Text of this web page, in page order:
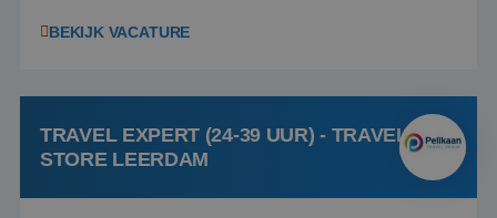
(onderdeel van Pelikaan Travel Group) zoeken
team het reisbureau verder...
BEKIJK VACATURE
TRAVEL EXPERT (24-39 UUR) - TRAVEL
STORE LEERDAM